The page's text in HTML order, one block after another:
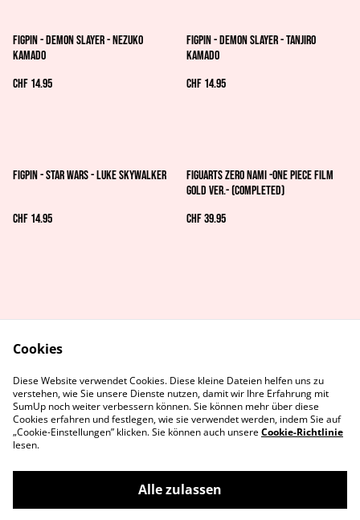
FiGPiN - Demon Slayer - Nezuko
Kamado
CHF 14.95
FiGPiN - Demon Slayer - Tanjiro
Kamado
CHF 14.95
FiGPiN - Star Wars - Luke Skywalker
CHF 14.95
Figuarts Zero Nami -One Piece Film
Gold Ver.- (Completed)
CHF 39.95
Datenschutz
Cookie-Richtlinie
Kontaktiere uns
©2026MetaGames
Cookies
Diese Website verwendet Cookies. Diese kleine Dateien helfen uns zu
verstehen, wie Sie unsere Dienste nutzen, damit wir Ihre Erfahrung mit
SumUp noch weiter verbessern können. Sie können mehr über diese
Cookies erfahren und festlegen, wie sie verwendet werden, indem Sie auf
„Cookie-Einstellungen” klicken. Sie können auch unsereCookie-Richtlinie
lesen.
Alle zulassen